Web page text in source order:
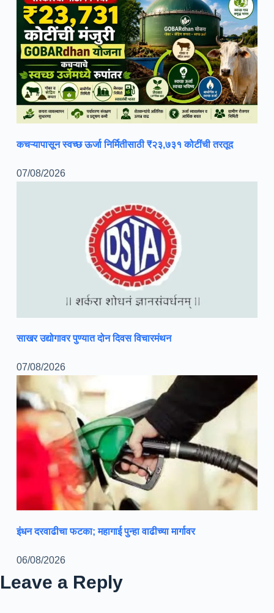
कचऱ्यापासून स्वच्छ ऊर्जा निर्मितीसाठी ₹२३,७३१ कोटींची तरतूद
07/08/2026
साखर उद्योगावर पुण्यात दोन दिवस विचारमंथन
07/08/2026
इंधन दरवाढीचा फटका; महागाई पुन्हा वाढीच्या मार्गावर
06/08/2026
Leave a Reply